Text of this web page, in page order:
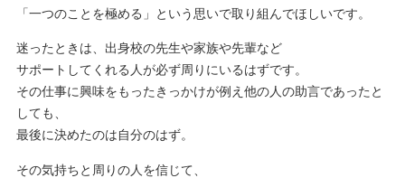
「一つのことを極める」という思いで取り組んでほしいです。
迷ったときは、出身校の先生や家族や先輩など
サポートしてくれる人が必ず周りにいるはずです。
その仕事に興味をもったきっかけが例え他の人の助言であったと
しても、
最後に決めたのは自分のはず。
その気持ちと周りの人を信じて、